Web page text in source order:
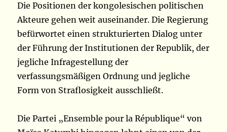
Die Positionen der kongolesischen politischen
Akteure gehen weit auseinander. Die Regierung
befürwortet einen strukturierten Dialog unter
der Führung der Institutionen der Republik, der
jegliche Infragestellung der
verfassungsmäßigen Ordnung und jegliche
Form von Straflosigkeit ausschließt.
Die Partei „Ensemble pour la République“ von